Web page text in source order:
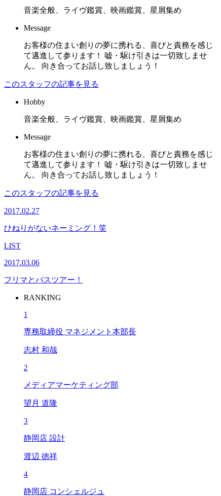
音楽全般、ライヴ鑑賞、映画鑑賞、星屑集め
Message
お客様の住まい創りの夢に携れる、喜びと責務を感じ
て邁進して参ります！ 嘘・駆け引きは一切致しませ
ん。 向き合ってお話し致しましょう！
このスタッフの記事を見る
Hobby
音楽全般、ライヴ鑑賞、映画鑑賞、星屑集め
Message
お客様の住まい創りの夢に携れる、喜びと責務を感じ
て邁進して参ります！ 嘘・駆け引きは一切致しませ
ん。 向き合ってお話し致しましょう！
このスタッフの記事を見る
2017.02.27
ひねりがないネーミング！笑
LIST
2017.03.06
フリマとバスツアー！
RANKING
1
専務取締役 マネジメント本部長
志村 和哉
2
メディアマーケティング部
望月 道隆
3
静岡店 設計
渡辺 徳祥
4
静岡店 コンシェルジュ